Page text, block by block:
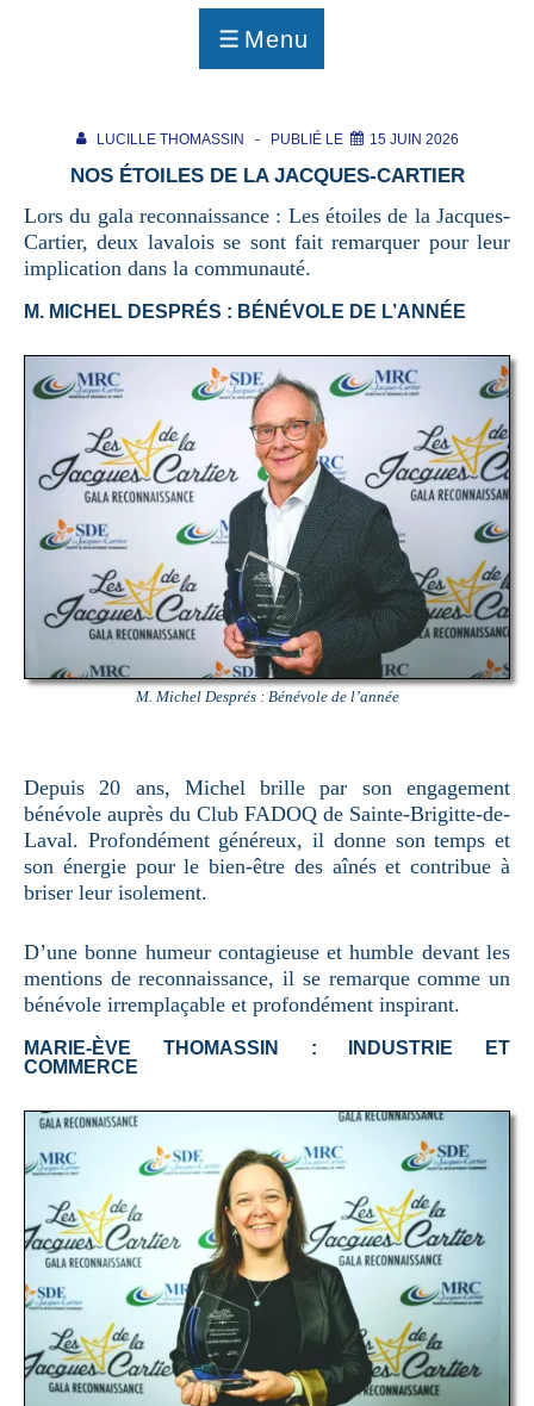
Menu
MENU
LUCILLE THOMASSIN PUBLIÉ LE 15 JUIN 2026
NOS ÉTOILES DE LA JACQUES-CARTIER
Lors du gala reconnaissance : Les étoiles de la Jacques-
Cartier, deux lavalois se sont fait remarquer pour leur
implication dans la communauté.
M. MICHEL DESPRÉS : BÉNÉVOLE DE L’ANNÉE
M. Michel Després : Bénévole de l’année
Depuis 20 ans, Michel brille par son engagement
bénévole auprès du Club FADOQ de Sainte-Brigitte-de-
Laval. Profondément généreux, il donne son temps et
son énergie pour le bien-être des aînés et contribue à
briser leur isolement.
D’une bonne humeur contagieuse et humble devant les
mentions de reconnaissance, il se remarque comme un
bénévole irremplaçable et profondément inspirant.
MARIE-ÈVE THOMASSIN : INDUSTRIE ET
COMMERCE